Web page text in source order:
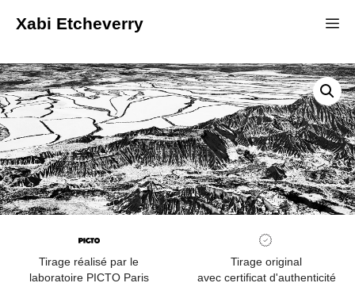
Xabi Etcheverry
Tirage réalisé par le
laboratoire PICTO Paris
Tirage original
avec certificat d'authenticité